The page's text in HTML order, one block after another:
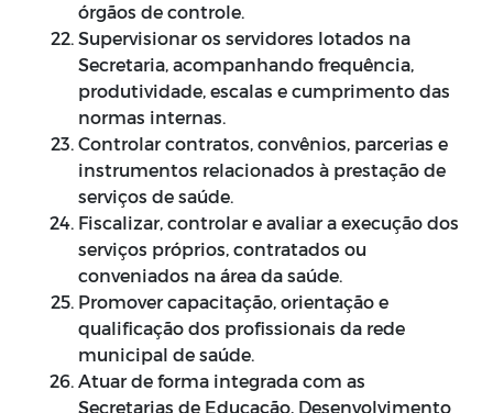
órgãos de controle.
Supervisionar os servidores lotados na
Secretaria, acompanhando frequência,
produtividade, escalas e cumprimento das
normas internas.
Controlar contratos, convênios, parcerias e
instrumentos relacionados à prestação de
serviços de saúde.
Fiscalizar, controlar e avaliar a execução dos
serviços próprios, contratados ou
conveniados na área da saúde.
Promover capacitação, orientação e
qualificação dos profissionais da rede
municipal de saúde.
Atuar de forma integrada com as
Secretarias de Educação, Desenvolvimento